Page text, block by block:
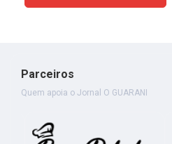
Parceiros
Quem apoia o Jornal O GUARANI